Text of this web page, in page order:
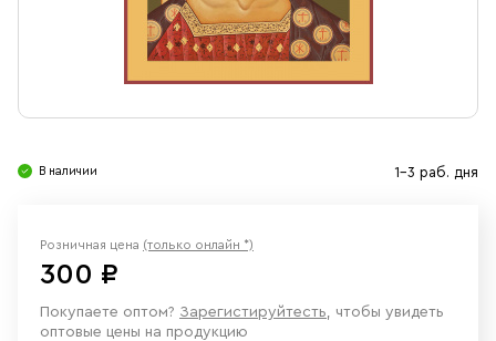
Ювелирные изделия
В наличии 1-3 раб. дня
Розничная цена (только онлайн *)
300 ₽
Покупаете оптом? Зарегистируйтесть, чтобы увидеть
оптовые цены на продукцию